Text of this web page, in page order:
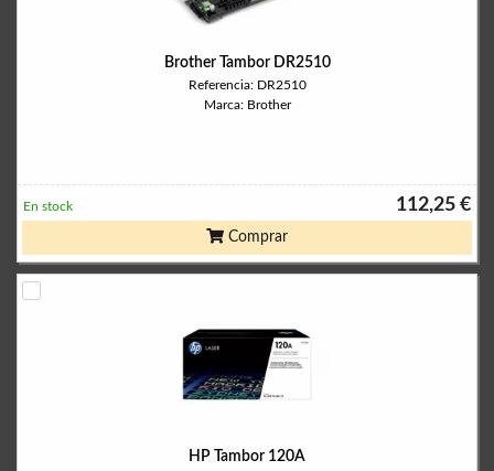
Brother Tambor DR2510
Referencia: DR2510
Marca: Brother
112,25 €
En stock
Comprar
HP Tambor 120A